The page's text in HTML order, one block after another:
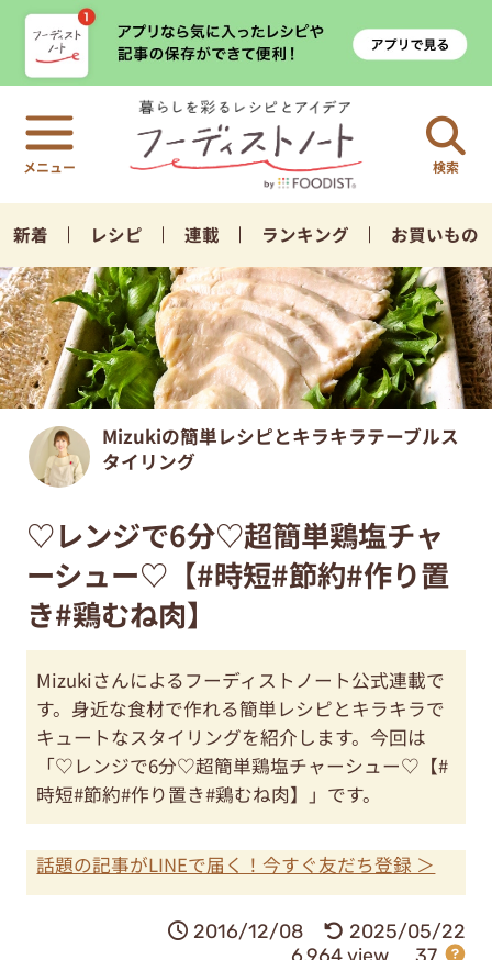
検索
新着 レシピ 連載 ランキング お買いもの
Mizukiの簡単レシピとキラキラテーブルス
タイリング
♡レンジで6分♡超簡単鶏塩チャ
ーシュー♡【#時短#節約#作り置
き#鶏むね肉】
Mizukiさんによるフーディストノート公式連載で
す。身近な食材で作れる簡単レシピとキラキラで
キュートなスタイリングを紹介します。今回は
「♡レンジで6分♡超簡単鶏塩チャーシュー♡【#
時短#節約#作り置き#鶏むね肉】」です。
話題の記事がLINEで届く！今すぐ友だち登録 ＞
2016/12/08
2025/05/22